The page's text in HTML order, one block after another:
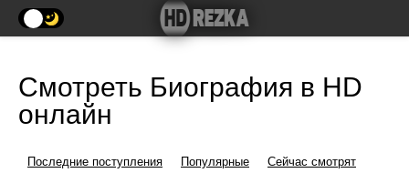
Смотреть Биография в HD
онлайн
Последние поступления Популярные Сейчас смотрят